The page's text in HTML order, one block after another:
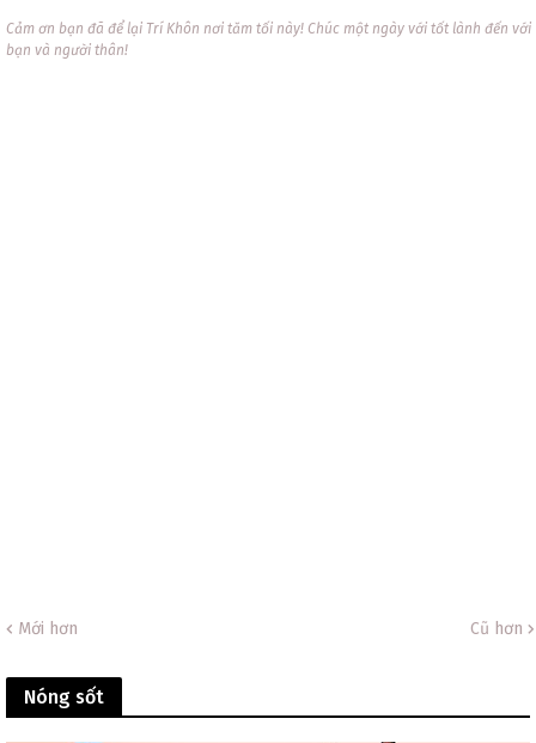
Cảm ơn bạn đã để lại Trí Khôn nơi tăm tối này! Chúc một ngày với tốt lành đến với
bạn và người thân!
Mới hơn Cũ hơn
Nóng sốt